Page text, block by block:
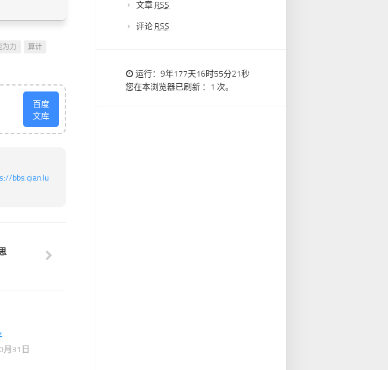
为力
算计
百度
文库
bbs.qian.lu
月31日
文章 RSS
评论 RSS
运行：9年177天16时55分22秒
您在本浏览器已刷新 ：1 次。